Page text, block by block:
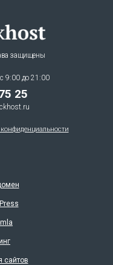
защищены
9:00 до 21:00
25
сайтов